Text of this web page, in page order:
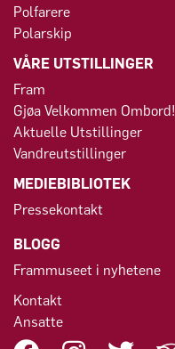
Polfarere
Polarskip
VÅRE UTSTILLINGER
Fram
Gjøa Velkommen Ombord!
Aktuelle Utstillinger
Vandreutstillinger
MEDIEBIBLIOTEK
Pressekontakt
BLOGG
Frammuseet i nyhetene
Kontakt
Ansatte